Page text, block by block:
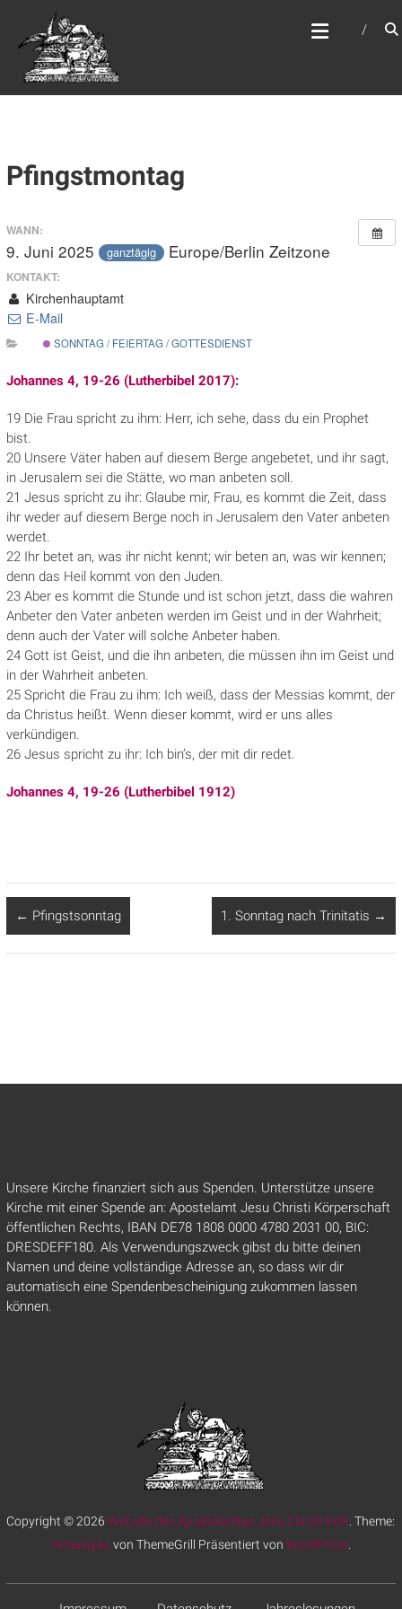
springen
WEBSITE DES
APOSTELAMTES JESU
CHRISTI KÖR
Pfingstmontag
WANN:
9. Juni 2025 ganztägig Europe/Berlin Zeitzone
KONTAKT:
Kirchenhauptamt
E-Mail
SONNTAG / FEIERTAG / GOTTESDIENST
Johannes 4, 19-26 (Lutherbibel 2017):
19 Die Frau spricht zu ihm: Herr, ich sehe, dass du ein Prophet
bist.
20 Unsere Väter haben auf diesem Berge angebetet, und ihr sagt,
in Jerusalem sei die Stätte, wo man anbeten soll.
21 Jesus spricht zu ihr: Glaube mir, Frau, es kommt die Zeit, dass
ihr weder auf diesem Berge noch in Jerusalem den Vater anbeten
werdet.
22 Ihr betet an, was ihr nicht kennt; wir beten an, was wir kennen;
denn das Heil kommt von den Juden.
23 Aber es kommt die Stunde und ist schon jetzt, dass die wahren
Anbeter den Vater anbeten werden im Geist und in der Wahrheit;
denn auch der Vater will solche Anbeter haben.
24 Gott ist Geist, und die ihn anbeten, die müssen ihn im Geist und
in der Wahrheit anbeten.
25 Spricht die Frau zu ihm: Ich weiß, dass der Messias kommt, der
da Christus heißt. Wenn dieser kommt, wird er uns alles
verkündigen.
26 Jesus spricht zu ihr: Ich bin’s, der mit dir redet.
Johannes 4, 19-26 (Lutherbibel 1912)
← Pfingstsonntag 1. Sonntag nach Trinitatis →
Unsere Kirche finanziert sich aus Spenden. Unterstütze unsere
Kirche mit einer Spende an: Apostelamt Jesu Christi Körperschaft
öffentlichen Rechts, IBAN DE78 1808 0000 4780 2031 00, BIC:
DRESDEFF180. Als Verwendungszweck gibst du bitte deinen
Namen und deine vollständige Adresse an, so dass wir dir
automatisch eine Spendenbescheinigung zukommen lassen
können.
Copyright © 2026Website des Apostelamtes Jesu Christi KöR . Theme:
Himalayasvon ThemeGrill Präsentiert von WordPress.